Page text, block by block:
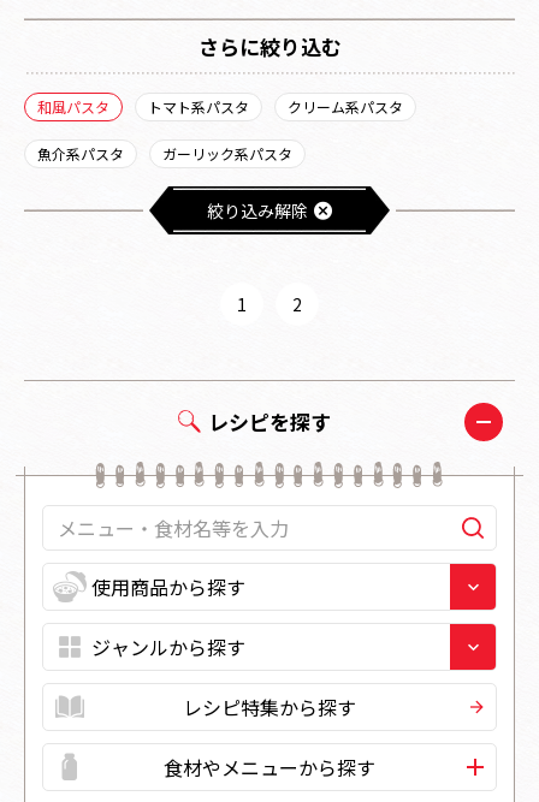
さらに絞り込む
和風パスタ トマト系パスタ クリーム系パスタ
魚介系パスタ ガーリック系パスタ
絞り込み解除
1 2
レシピを探す
レシピ特集から探す
食材やメニューから探す